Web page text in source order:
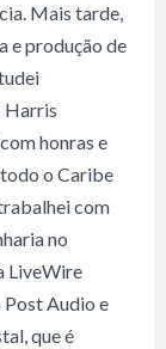
Mais tarde,
e produção de
Harris
honras e
o Caribe
com
no
LiveWire
Audio e
que é